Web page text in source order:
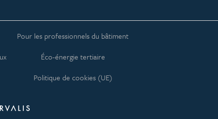
Pour les professionnels du bâtiment
Éco-énergie tertiaire
Politique de cookies (UE)